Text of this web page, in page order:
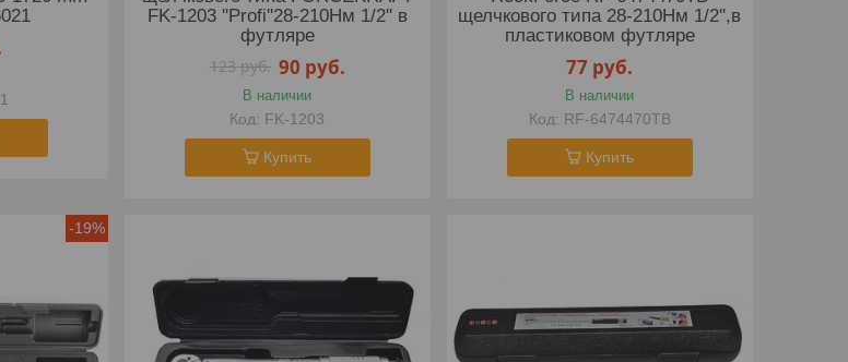
FK-1203 ''Profi''28-210Нм 1/2'' в
футляре
123руб. 90 руб.
В наличии
FK-1203
Купить
щелчкового типа 28-210Нм 1/2'',в
пластиковом футляре
77 руб.
В наличии
RF-6474470TB
Купить
-19%